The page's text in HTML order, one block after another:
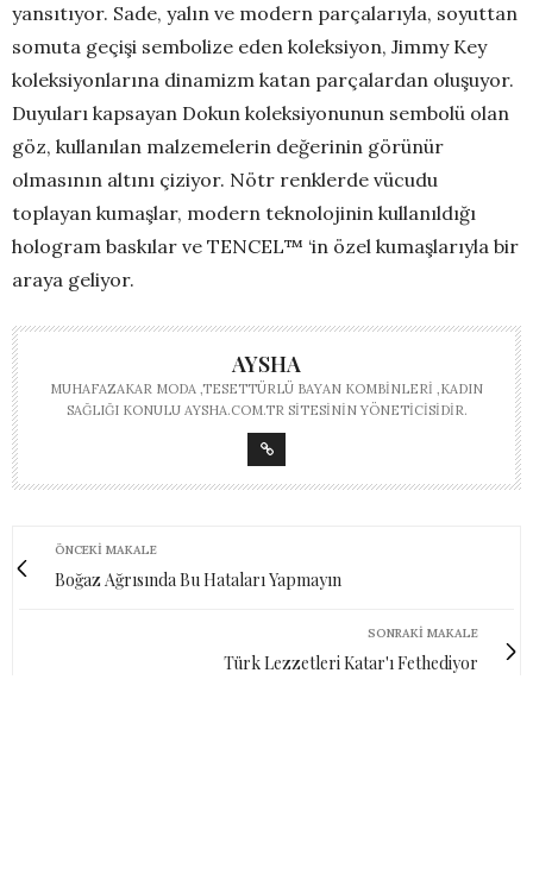
yansıtıyor. Sade, yalın ve modern parçalarıyla, soyuttan
somuta geçişi sembolize eden koleksiyon, Jimmy Key
koleksiyonlarına dinamizm katan parçalardan oluşuyor.
Duyuları kapsayan Dokun koleksiyonunun sembolü olan
göz, kullanılan malzemelerin değerinin görünür
olmasının altını çiziyor. Nötr renklerde vücudu
toplayan kumaşlar, modern teknolojinin kullanıldığı
hologram baskılar ve TENCEL™ ‘in özel kumaşlarıyla bir
araya geliyor.
AYSHA
MUHAFAZAKAR MODA ,TESETTÜRLÜ BAYAN KOMBINLERI ,KADIN
SAĞLIĞI KONULU AYSHA.COM.TR SITESININ YÖNETICISIDIR.
ÖNCEKI MAKALE
Boğaz Ağrısında Bu Hataları Yapmayın
SONRAKI MAKALE
Türk Lezzetleri Katar'ı Fethediyor